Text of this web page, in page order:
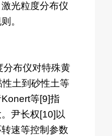
光粒度分布仪
。
分布仪对特殊黄
土到砂性土等
等[9]指
尹长权[10]以
速等控制参数